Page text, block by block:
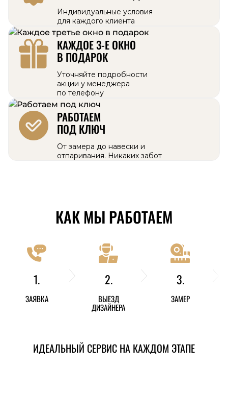
Индивидуальные условия
для каждого клиента
КАЖДОЕ 3-Е ОКНО
В ПОДАРОК
Уточняйте подробности
акции у менеджера
по телефону
РАБОТАЕМ
ПОД КЛЮЧ
От замера до навески и
отпаривания. Никаких забот
КАК МЫ РАБОТАЕМ
1.
ЗАЯВКА
2.
ВЫЕЗД
ДИЗАЙНЕРА
3.
ЗАМЕР
ИДЕАЛЬНЫЙ СЕРВИС НА КАЖДОМ ЭТАПЕ